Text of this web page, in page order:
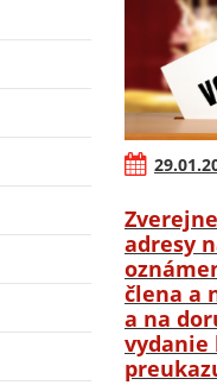
adresy
člena a
a na
vydanie